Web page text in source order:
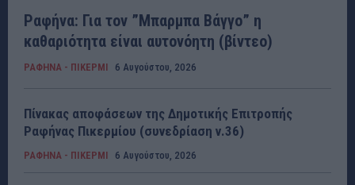
Ραφήνα: Για τον ”Μπαρμπα Βάγγο” η
καθαριότητα είναι αυτονόητη (βίντεο)
ΡΑΦΗΝΑ - ΠΙΚΕΡΜΙ 6 Αυγούστου, 2026
Πίνακας αποφάσεων της Δημοτικής Επιτροπής
Ραφήνας Πικερμίου (συνεδρίαση ν.36)
ΡΑΦΗΝΑ - ΠΙΚΕΡΜΙ 6 Αυγούστου, 2026